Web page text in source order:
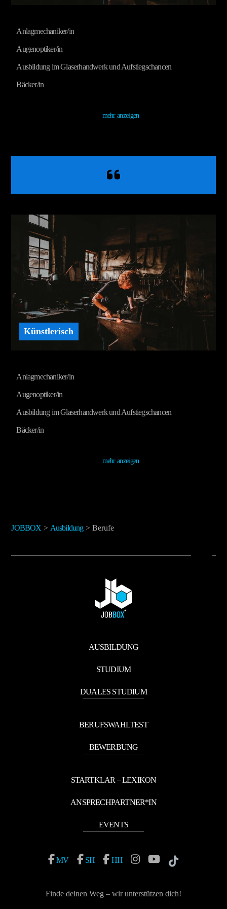
Anlagmechaniker/in
Augenoptiker/in
Ausbildung im Glaserhandwerk und Aufstiegschancen
Bäcker/in
mehr anzeigen
Künstlerisch
Anlagmechaniker/in
Augenoptiker/in
Ausbildung im Glaserhandwerk und Aufstiegschancen
Bäcker/in
mehr anzeigen
JOBBOX > Ausbildung> Berufe
AUSBILDUNG
STUDIUM
DUALES STUDIUM
BERUFSWAHLTEST
BEWERBUNG
STARTKLAR – LEXIKON
ANSPRECHPARTNER*IN
EVENTS
MV SH HH
Finde deinen Weg – wir unterstützen dich!